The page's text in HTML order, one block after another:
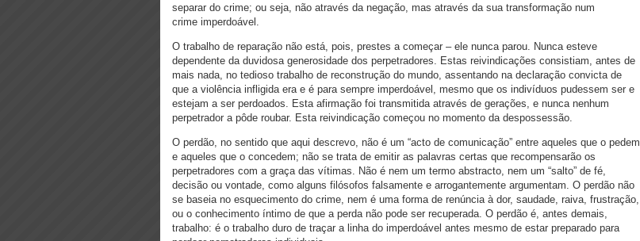
separar do crime; ou seja, não através da negação, mas através da sua transformação num
crime imperdoável.
O trabalho de reparação não está, pois, prestes a começar – ele nunca parou. Nunca esteve
dependente da duvidosa generosidade dos perpetradores. Estas reivindicações consistiam, antes de
mais nada, no tedioso trabalho de reconstrução do mundo, assentando na declaração convicta de
que a violência infligida era e é para sempre imperdoável, mesmo que os indivíduos pudessem ser e
estejam a ser perdoados. Esta afirmação foi transmitida através de gerações, e nunca nenhum
perpetrador a pôde roubar. Esta reivindicação começou no momento da despossessão.
O perdão, no sentido que aqui descrevo, não é um “acto de comunicação” entre aqueles que o pedem
e aqueles que o concedem; não se trata de emitir as palavras certas que recompensarão os
perpetradores com a graça das vítimas. Não é nem um termo abstracto, nem um “salto” de fé,
decisão ou vontade, como alguns filósofos falsamente e arrogantemente argumentam. O perdão não
se baseia no esquecimento do crime, nem é uma forma de renúncia à dor, saudade, raiva, frustração,
ou o conhecimento íntimo de que a perda não pode ser recuperada. O perdão é, antes demais,
trabalho: é o trabalho duro de traçar a linha do imperdoável antes mesmo de estar preparado para